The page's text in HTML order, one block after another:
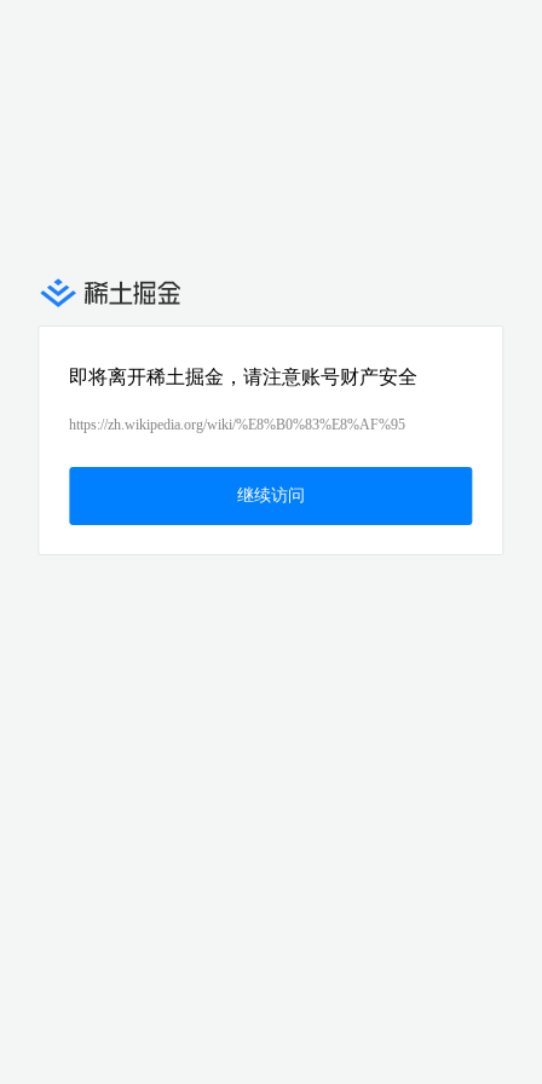
即将离开稀土掘金，请注意账号财产安全
https://zh.wikipedia.org/wiki/%E8%B0%83%E8%AF%95
继续访问